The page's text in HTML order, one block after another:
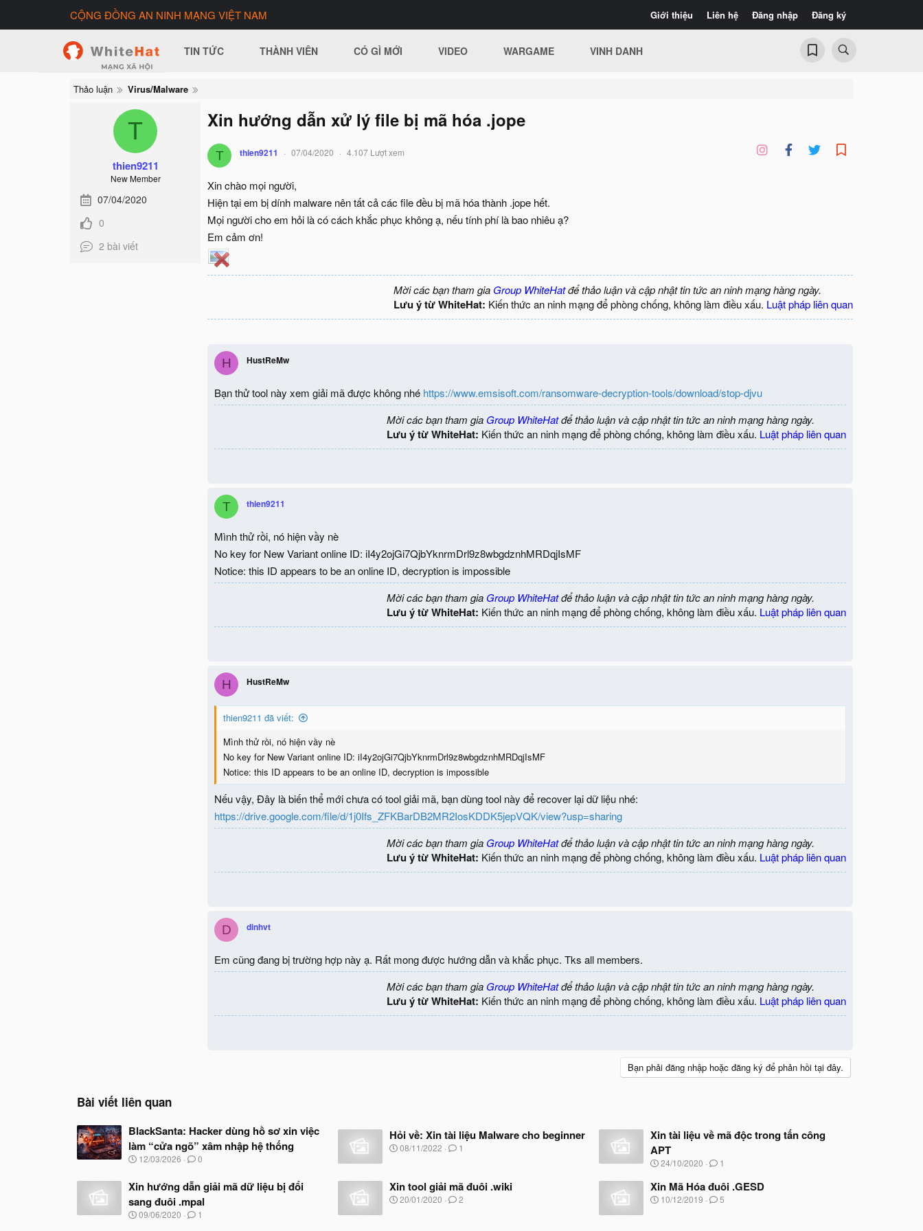
Giới thiệu Liên hệ Đăng nhập Đăng ký
CỘNG ĐỒNG AN NINH MẠNG VIỆT NAM
TIN TỨC THÀNH VIÊN CÓ GÌ MỚI VIDEO WARGAME VINH DANH
Thảo luận Virus/Malware
T
thien9211
New Member
07/04/2020
0
2 bài viết
Xin hướng dẫn xử lý file bị mã hóa .jope
T thien9211 07/04/2020 4.107 Lượt xem
Xin chào mọi người,
Hiện tại em bị dính malware nên tất cả các file đều bị mã hóa thành .jope hết.
Mọi người cho em hỏi là có cách khắc phục không ạ, nếu tính phí là bao nhiêu ạ?
Em cảm ơn!
Mời các bạn tham gia Group WhiteHatđể thảo luận và cập nhật tin tức an ninh mạng hàng ngày.
Lưu ý từ WhiteHat: Kiến thức an ninh mạng để phòng chống, không làm điều xấu. Luật pháp liên quan
H HustReMw
Bạn thử tool này xem giải mã được không nhé https://www.emsisoft.com/ransomware-decryption-tools/download/stop-djvu
Mời các bạn tham gia Group WhiteHatđể thảo luận và cập nhật tin tức an ninh mạng hàng ngày.
Lưu ý từ WhiteHat: Kiến thức an ninh mạng để phòng chống, không làm điều xấu. Luật pháp liên quan
T thien9211
Mình thử rồi, nó hiện vầy nè
No key for New Variant online ID: iI4y2ojGi7QjbYknrmDrl9z8wbgdznhMRDqjIsMF
Notice: this ID appears to be an online ID, decryption is impossible
Mời các bạn tham gia Group WhiteHatđể thảo luận và cập nhật tin tức an ninh mạng hàng ngày.
Lưu ý từ WhiteHat: Kiến thức an ninh mạng để phòng chống, không làm điều xấu. Luật pháp liên quan
H HustReMw
thien9211 đã viết:
Mình thử rồi, nó hiện vầy nè
No key for New Variant online ID: iI4y2ojGi7QjbYknrmDrl9z8wbgdznhMRDqjIsMF
Notice: this ID appears to be an online ID, decryption is impossible
Nếu vậy, Đây là biến thể mới chưa có tool giải mã, bạn dùng tool này để recover lại dữ liệu nhé:
https://drive.google.com/file/d/1j0Ifs_ZFKBarDB2MR2IosKDDK5jepVQK/view?usp=sharing
Mời các bạn tham gia Group WhiteHatđể thảo luận và cập nhật tin tức an ninh mạng hàng ngày.
Lưu ý từ WhiteHat: Kiến thức an ninh mạng để phòng chống, không làm điều xấu. Luật pháp liên quan
D dinhvt
Em cũng đang bị trường hợp này ạ. Rất mong được hướng dẫn và khắc phục. Tks all members.
Mời các bạn tham gia Group WhiteHatđể thảo luận và cập nhật tin tức an ninh mạng hàng ngày.
Lưu ý từ WhiteHat: Kiến thức an ninh mạng để phòng chống, không làm điều xấu. Luật pháp liên quan
Bạn phải đăng nhập hoặc đăng ký để phản hồi tại đây.
Bài viết liên quan
BlackSanta: Hacker dùng hồ sơ xin việc
làm “cửa ngõ” xâm nhập hệ thống
N
y
b
ắ
12/03/2026 0
Hỏi về: Xin tài liệu Malware cho beginner
N
b
ắ
08/11/2022 1
Xin tài liệu về mã độc trong tấn công
APT
N
à
y
b
24/10/2020 1
Xin hướng dẫn giải mã dữ liệu bị đổi
sang đuôi .mpal
N
09/06/2020 1
Xin tool giải mã đuôi .wiki
N
20/01/2020 2
Xin Mã Hóa đuôi .GESD
N
10/12/2019 5